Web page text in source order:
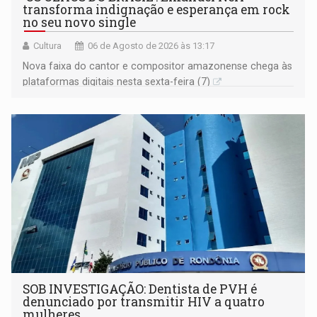
transforma indignação e esperança em rock
no seu novo single
Cultura 06 de Agosto de 2026 às 13:17
Nova faixa do cantor e compositor amazonense chega às
plataformas digitais nesta sexta-feira (7)
SOB INVESTIGAÇÃO: Dentista de PVH é
denunciado por transmitir HIV a quatro